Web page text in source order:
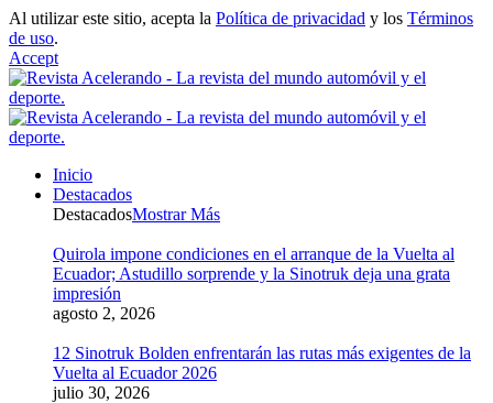
Al utilizar este sitio, acepta la Política de privacidad y los Términos
de uso.
Accept
Inicio
Destacados
DestacadosMostrar Más
Quirola impone condiciones en el arranque de la Vuelta al
Ecuador; Astudillo sorprende y la Sinotruk deja una grata
impresión
agosto 2, 2026
12 Sinotruk Bolden enfrentarán las rutas más exigentes de la
Vuelta al Ecuador 2026
julio 30, 2026